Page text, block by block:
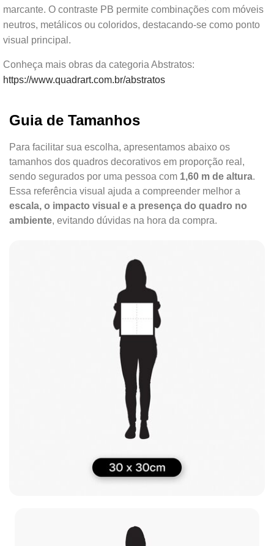
marcante. O contraste PB permite combinações com móveis
neutros, metálicos ou coloridos, destacando-se como ponto
visual principal.
Conheça mais obras da categoria Abstratos:
https://www.quadrart.com.br/abstratos
Guia de Tamanhos
Para facilitar sua escolha, apresentamos abaixo os
tamanhos dos quadros decorativos em proporção real,
sendo segurados por uma pessoa com 1,60 m de altura.
Essa referência visual ajuda a compreender melhor a
escala, o impacto visual e a presença do quadro no
ambiente, evitando dúvidas na hora da compra.